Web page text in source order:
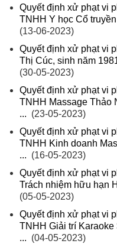
Quyết định xử phạt vi
TNHH Y học Cổ
(13-06-2023)
Quyết định xử phạt vi
Thị Cúc, sinh năm
(30-05-2023)
Quyết định xử phạt vi
TNHH Massage Thảo
... (23-05-2023)
Quyết định xử phạt vi
TNHH Kinh doanh
... (16-05-2023)
Quyết định xử phạt vi
Trách nhiệm hữu hạn
(05-05-2023)
Quyết định xử phạt vi
TNHH Giải trí
... (04-05-2023)